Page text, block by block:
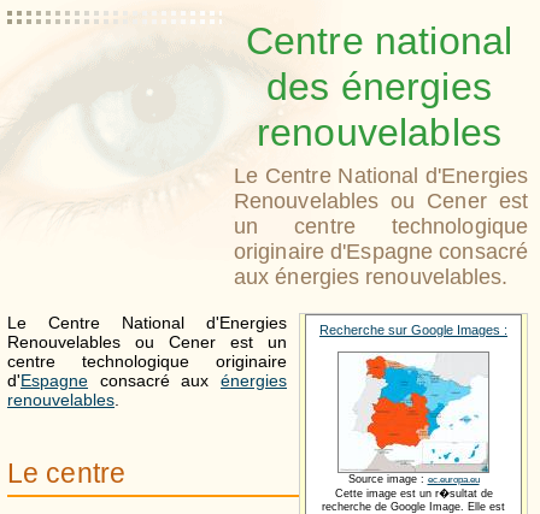
Centre national
des énergies
renouvelables
Le Centre National d'Energies
Renouvelables ou Cener est
un centre technologique
originaire d'Espagne consacré
aux énergies renouvelables.
Recherche sur Google Images :
Source image : ec.europa.eu
Cette image est un r�sultat de
recherche de Google Image. Elle est
Le Centre National d'Energies
Renouvelables ou Cener est un
centre technologique originaire
d'Espagne consacré aux énergies
renouvelables
Le centre